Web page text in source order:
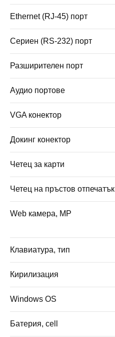
Ethernet (RJ-45) порт
Сериен (RS-232) порт
Разширителен порт
Аудио портове
VGA конектор
Докинг конектор
Четец за карти
Четец на пръстов отпечатък
Web камера, MP
Клавиатура, тип
Кирилизация
Windows OS
Батерия, cell